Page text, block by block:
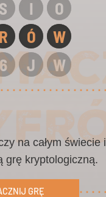
S I
O
R Ó
W
6 J W
na całym świecie i
grę kryptologiczną.
GRĘ